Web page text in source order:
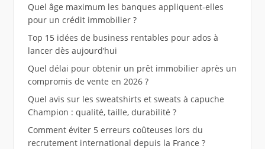
Quel âge maximum les banques appliquent-elles
pour un crédit immobilier ?
Top 15 idées de business rentables pour ados à
lancer dès aujourd’hui
Quel délai pour obtenir un prêt immobilier après un
compromis de vente en 2026 ?
Quel avis sur les sweatshirts et sweats à capuche
Champion : qualité, taille, durabilité ?
Comment éviter 5 erreurs coûteuses lors du
recrutement international depuis la France ?